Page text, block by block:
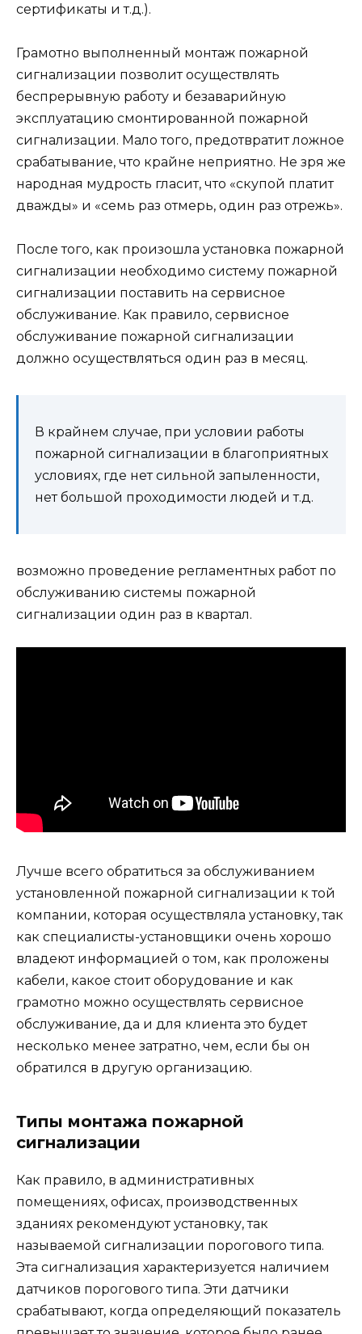
сертификаты и т.д.).
Грамотно выполненный монтаж пожарной
сигнализации позволит осуществлять
беспрерывную работу и безаварийную
эксплуатацию смонтированной пожарной
сигнализации. Мало того, предотвратит ложное
срабатывание, что крайне неприятно. Не зря же
народная мудрость гласит, что «скупой платит
дважды» и «семь раз отмерь, один раз отрежь».
После того, как произошла установка пожарной
сигнализации необходимо систему пожарной
сигнализации поставить на сервисное
обслуживание. Как правило, сервисное
обслуживание пожарной сигнализации
должно осуществляться один раз в месяц.
В крайнем случае, при условии работы
пожарной сигнализации в благоприятных
условиях, где нет сильной запыленности,
нет большой проходимости людей и т.д.
возможно проведение регламентных работ по
обслуживанию системы пожарной
сигнализации один раз в квартал.
Лучше всего обратиться за обслуживанием
установленной пожарной сигнализации к той
компании, которая осуществляла установку, так
как специалисты-установщики очень хорошо
владеют информацией о том, как проложены
кабели, какое стоит оборудование и как
грамотно можно осуществлять сервисное
обслуживание, да и для клиента это будет
несколько менее затратно, чем, если бы он
обратился в другую организацию.
Типы монтажа пожарной
сигнализации
Как правило, в административных
помещениях, офисах, производственных
зданиях рекомендуют установку, так
называемой сигнализации порогового типа.
Эта сигнализация характеризуется наличием
датчиков порогового типа. Эти датчики
срабатывают, когда определяющий показатель